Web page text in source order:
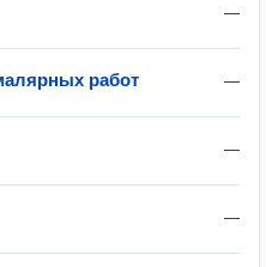
—
—
работ
—
—